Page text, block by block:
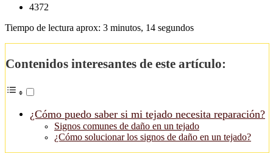
4372
Tiempo de lectura aprox: 3 minutos, 14 segundos
Contenidos interesantes de este artículo:
¿Cómo puedo saber si mi tejado necesita reparación?
Signos comunes de daño en un tejado
¿Cómo solucionar los signos de daño en un tejado?